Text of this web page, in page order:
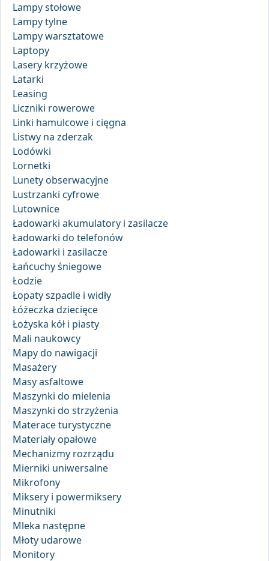
Lampy stołowe
Lampy tylne
Lampy warsztatowe
Laptopy
Lasery krzyżowe
Latarki
Leasing
Liczniki rowerowe
Linki hamulcowe i cięgna
Listwy na zderzak
Lodówki
Lornetki
Lunety obserwacyjne
Lustrzanki cyfrowe
Lutownice
Ładowarki akumulatory i zasilacze
Ładowarki do telefonów
Ładowarki i zasilacze
Łańcuchy śniegowe
Łodzie
Łopaty szpadle i widły
Łóżeczka dziecięce
Łożyska kół i piasty
Mali naukowcy
Mapy do nawigacji
Masażery
Masy asfaltowe
Maszynki do mielenia
Maszynki do strzyżenia
Materace turystyczne
Materiały opałowe
Mechanizmy rozrządu
Mierniki uniwersalne
Mikrofony
Miksery i powermiksery
Minutniki
Mleka następne
Młoty udarowe
Monitory